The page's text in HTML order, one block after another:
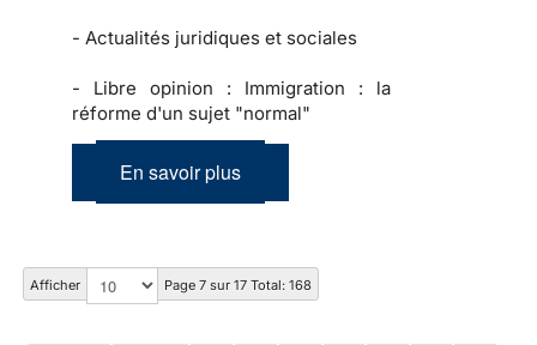
- Actualités juridiques et sociales
- Libre opinion : Immigration : la
réforme d'un sujet "normal"
En savoir plus
Afficher Page 7 sur 17 Total: 168